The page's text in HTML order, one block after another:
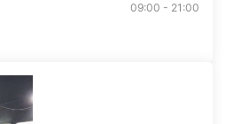
09:00 - 21:00